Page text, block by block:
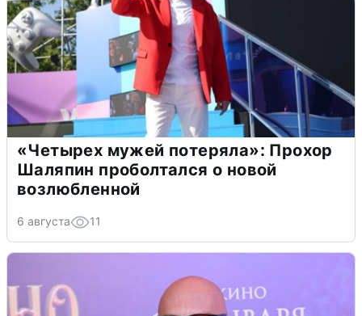
«Четырех мужей потеряла»: Прохор
Шаляпин проболтался о новой
возлюбленной
6 августа 11